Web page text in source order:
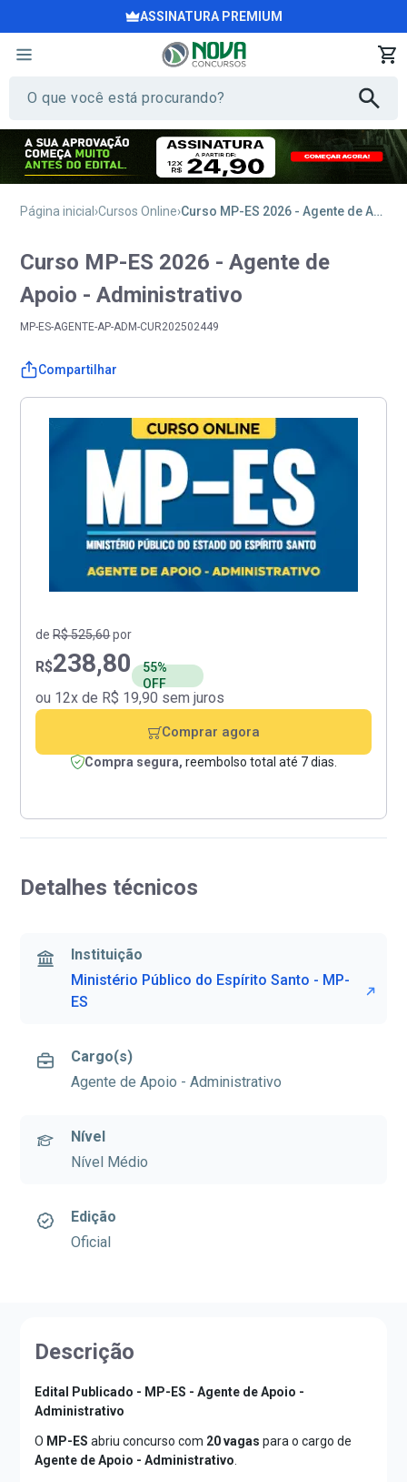
ASSINATURA PREMIUM
Página inicial Cursos Online Curso MP-ES 2026 - Agente de Apoio - Administrativo
Curso MP-ES 2026 - Agente de
Apoio - Administrativo
MP-ES-AGENTE-AP-ADM-CUR202502449
Compartilhar
Detalhes técnicos
Instituição
Ministério Público do Espírito Santo - MP-
ES
Cargo(s)
Agente de Apoio - Administrativo
Nível
Nível Médio
Edição
Oficial
deR$ 525,60por
R$238,80
55%
OFF
ou 12x de R$ 19,90 sem juros
Comprar agora
Compra segura, reembolso total até 7 dias.
Descrição
Edital Publicado - MP-ES - Agente de Apoio -
Administrativo
O MP-ES abriu concurso com 20 vagas para o cargo de
Agente de Apoio - Administrativo